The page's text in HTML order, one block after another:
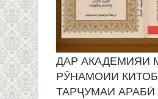
ДАР АКАДЕМИЯИ
РӮНАМОИИ
ТАРҶУМАИ АРАБӢ